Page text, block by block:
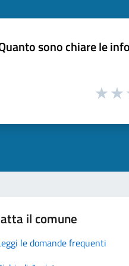
sono chiare le
il comune
le domande frequenti